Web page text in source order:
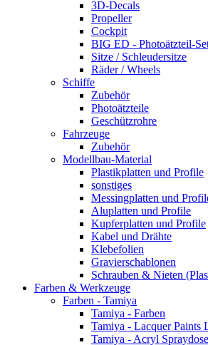
3D-Decals
Propeller
Cockpit
BIG ED - Photoätzteil-
Sitze / Schleudersitze
Räder / Wheels
Schiffe
Zubehör
Photoätzteile
Geschützrohre
Fahrzeuge
Zubehör
Modellbau-Material
Plastikplatten und Profile
sonstiges
Messingplatten und
Aluplatten und Profile
Kupferplatten und Profile
Kabel und Drähte
Klebefolien
Gravierschablonen
Schrauben & Nieten
Farben & Werkzeuge
Farben - Tamiya
Tamiya - Farben
Tamiya - Lacquer Paints
Tamiya - Acryl